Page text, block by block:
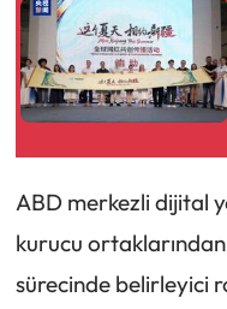
ABD merkezli dijital
kurucu
sürecinde belirleyici